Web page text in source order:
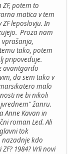
potem to
matica v tem
leposlovju. In
Proza nam
tako, potem
pripoveduje.
avantgardo
da sem tako v
malo
ne bi nikoli
žanru.
Anne Kavan in
roman Led. Ali
tok
nazadnje kdo
1984? Vrli novi